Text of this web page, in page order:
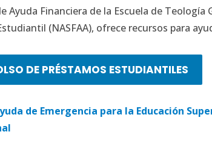
Ayuda Financiera de la Escuela de
(NASFAA), ofrece recursos para
DE PRÉSTAMOS ESTUDIANTILES
de Emergencia para la Educación